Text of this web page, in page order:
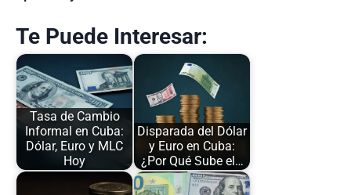
Te Puede Interesar:
Tasa de Cambio
Informal en Cuba:
Dólar, Euro y MLC
Hoy
Disparada del Dólar
y Euro en Cuba:
¿Por Qué Sube el…